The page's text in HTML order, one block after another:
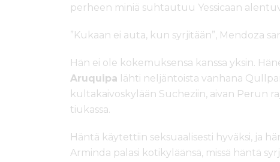
perheen miniä suhtautuu Yessicaan
”Kukaan ei auta, kun syrjitään”, Mendoza
Hän ei ole kokemuksensa kanssa yksin.
Aruquipa lähti neljäntoista vanhana
kultakaivoskylään Sucheziin, aivan Perun
tiukassa.
Häntä käytettiin seksuaalisesti hyväksi, ja
Arminda palasi kotikyläänsä, missä häntä